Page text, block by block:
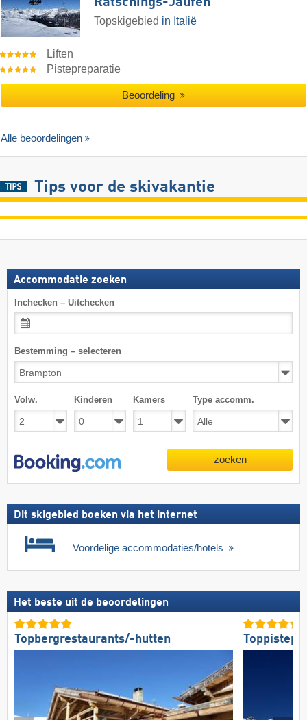
Ratschings-Jaufen
Topskigebied in Italië
Liften
Pistepreparatie
Beoordeling
Alle beoordelingen
Tips voor de skivakantie
Accommodatie zoeken
Inchecken – Uitchecken
Bestemming – selecteren
Volw. Kinderen Kamers Type accomm.
zoeken
Dit skigebied boeken via het internet
Voordelige accommodaties/hotels
Het beste uit de beoordelingen
Topbergrestaurants/-hutten